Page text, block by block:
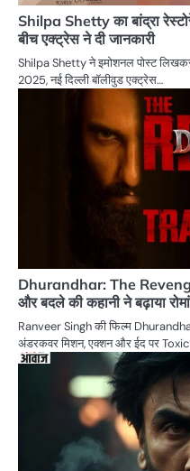
Shilpa Shetty का बांद्रा
बीच एक्ट्रेस ने दी जानकारी
Shilpa Shetty ने इमोशनल पोस्ट लिखकर
2025, नई दिल्ली बॉलीवुड एक्ट्रेस…
Dhurandhar: The
और बदले की कहानी ने बढ़ाया
Ranveer Singh की फिल्म
अंडरकवर मिशन, एक्शन और ईद पर